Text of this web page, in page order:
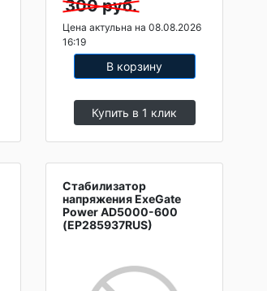
300 руб.
Цена актульна на 08.08.2026
16:19
В корзину
Купить в 1 клик
Стабилизатор
напряжения ExeGate
Power AD5000-600
(EP285937RUS)